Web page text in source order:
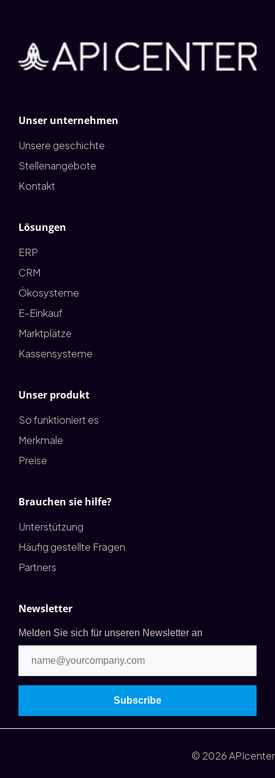
Unser unternehmen
Unsere geschichte
Stellenangebote
Kontakt
Lösungen
ERP
CRM
Ökosysteme
E-Einkauf
Marktplätze
Kassensysteme
Unser produkt
So funktioniert es
Merkmale
Preise
Brauchen sie hilfe?
Unterstützung
Häufig gestellte Fragen
Partners
Newsletter
Melden Sie sich für unseren Newsletter an
© 2026 APIcenter